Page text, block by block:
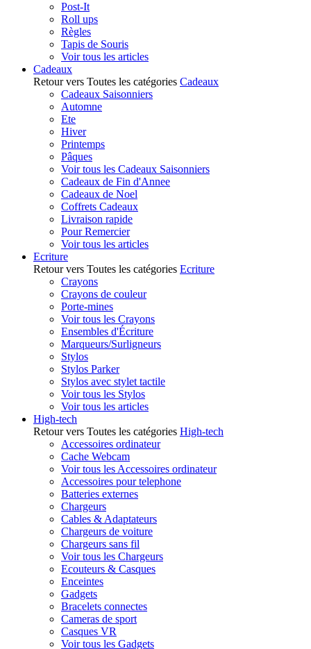
Post-It
Roll ups
Règles
Tapis de Souris
Voir tous les articles
Cadeaux
Retour vers Toutes les catégories Cadeaux
Cadeaux Saisonniers
Automne
Ete
Hiver
Printemps
Pâques
Voir tous les Cadeaux Saisonniers
Cadeaux de Fin d'Annee
Cadeaux de Noel
Coffrets Cadeaux
Livraison rapide
Pour Remercier
Voir tous les articles
Ecriture
Retour vers Toutes les catégories Ecriture
Crayons
Crayons de couleur
Porte-mines
Voir tous les Crayons
Ensembles d'Écriture
Marqueurs/Surligneurs
Stylos
Stylos Parker
Stylos avec stylet tactile
Voir tous les Stylos
Voir tous les articles
High-tech
Retour vers Toutes les catégories High-tech
Accessoires ordinateur
Cache Webcam
Voir tous les Accessoires ordinateur
Accessoires pour telephone
Batteries externes
Chargeurs
Cables & Adaptateurs
Chargeurs de voiture
Chargeurs sans fil
Voir tous les Chargeurs
Ecouteurs & Casques
Enceintes
Gadgets
Bracelets connectes
Cameras de sport
Casques VR
Voir tous les Gadgets